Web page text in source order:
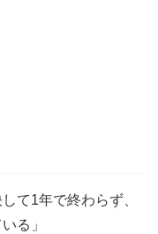
て1年で終わらず、
る」